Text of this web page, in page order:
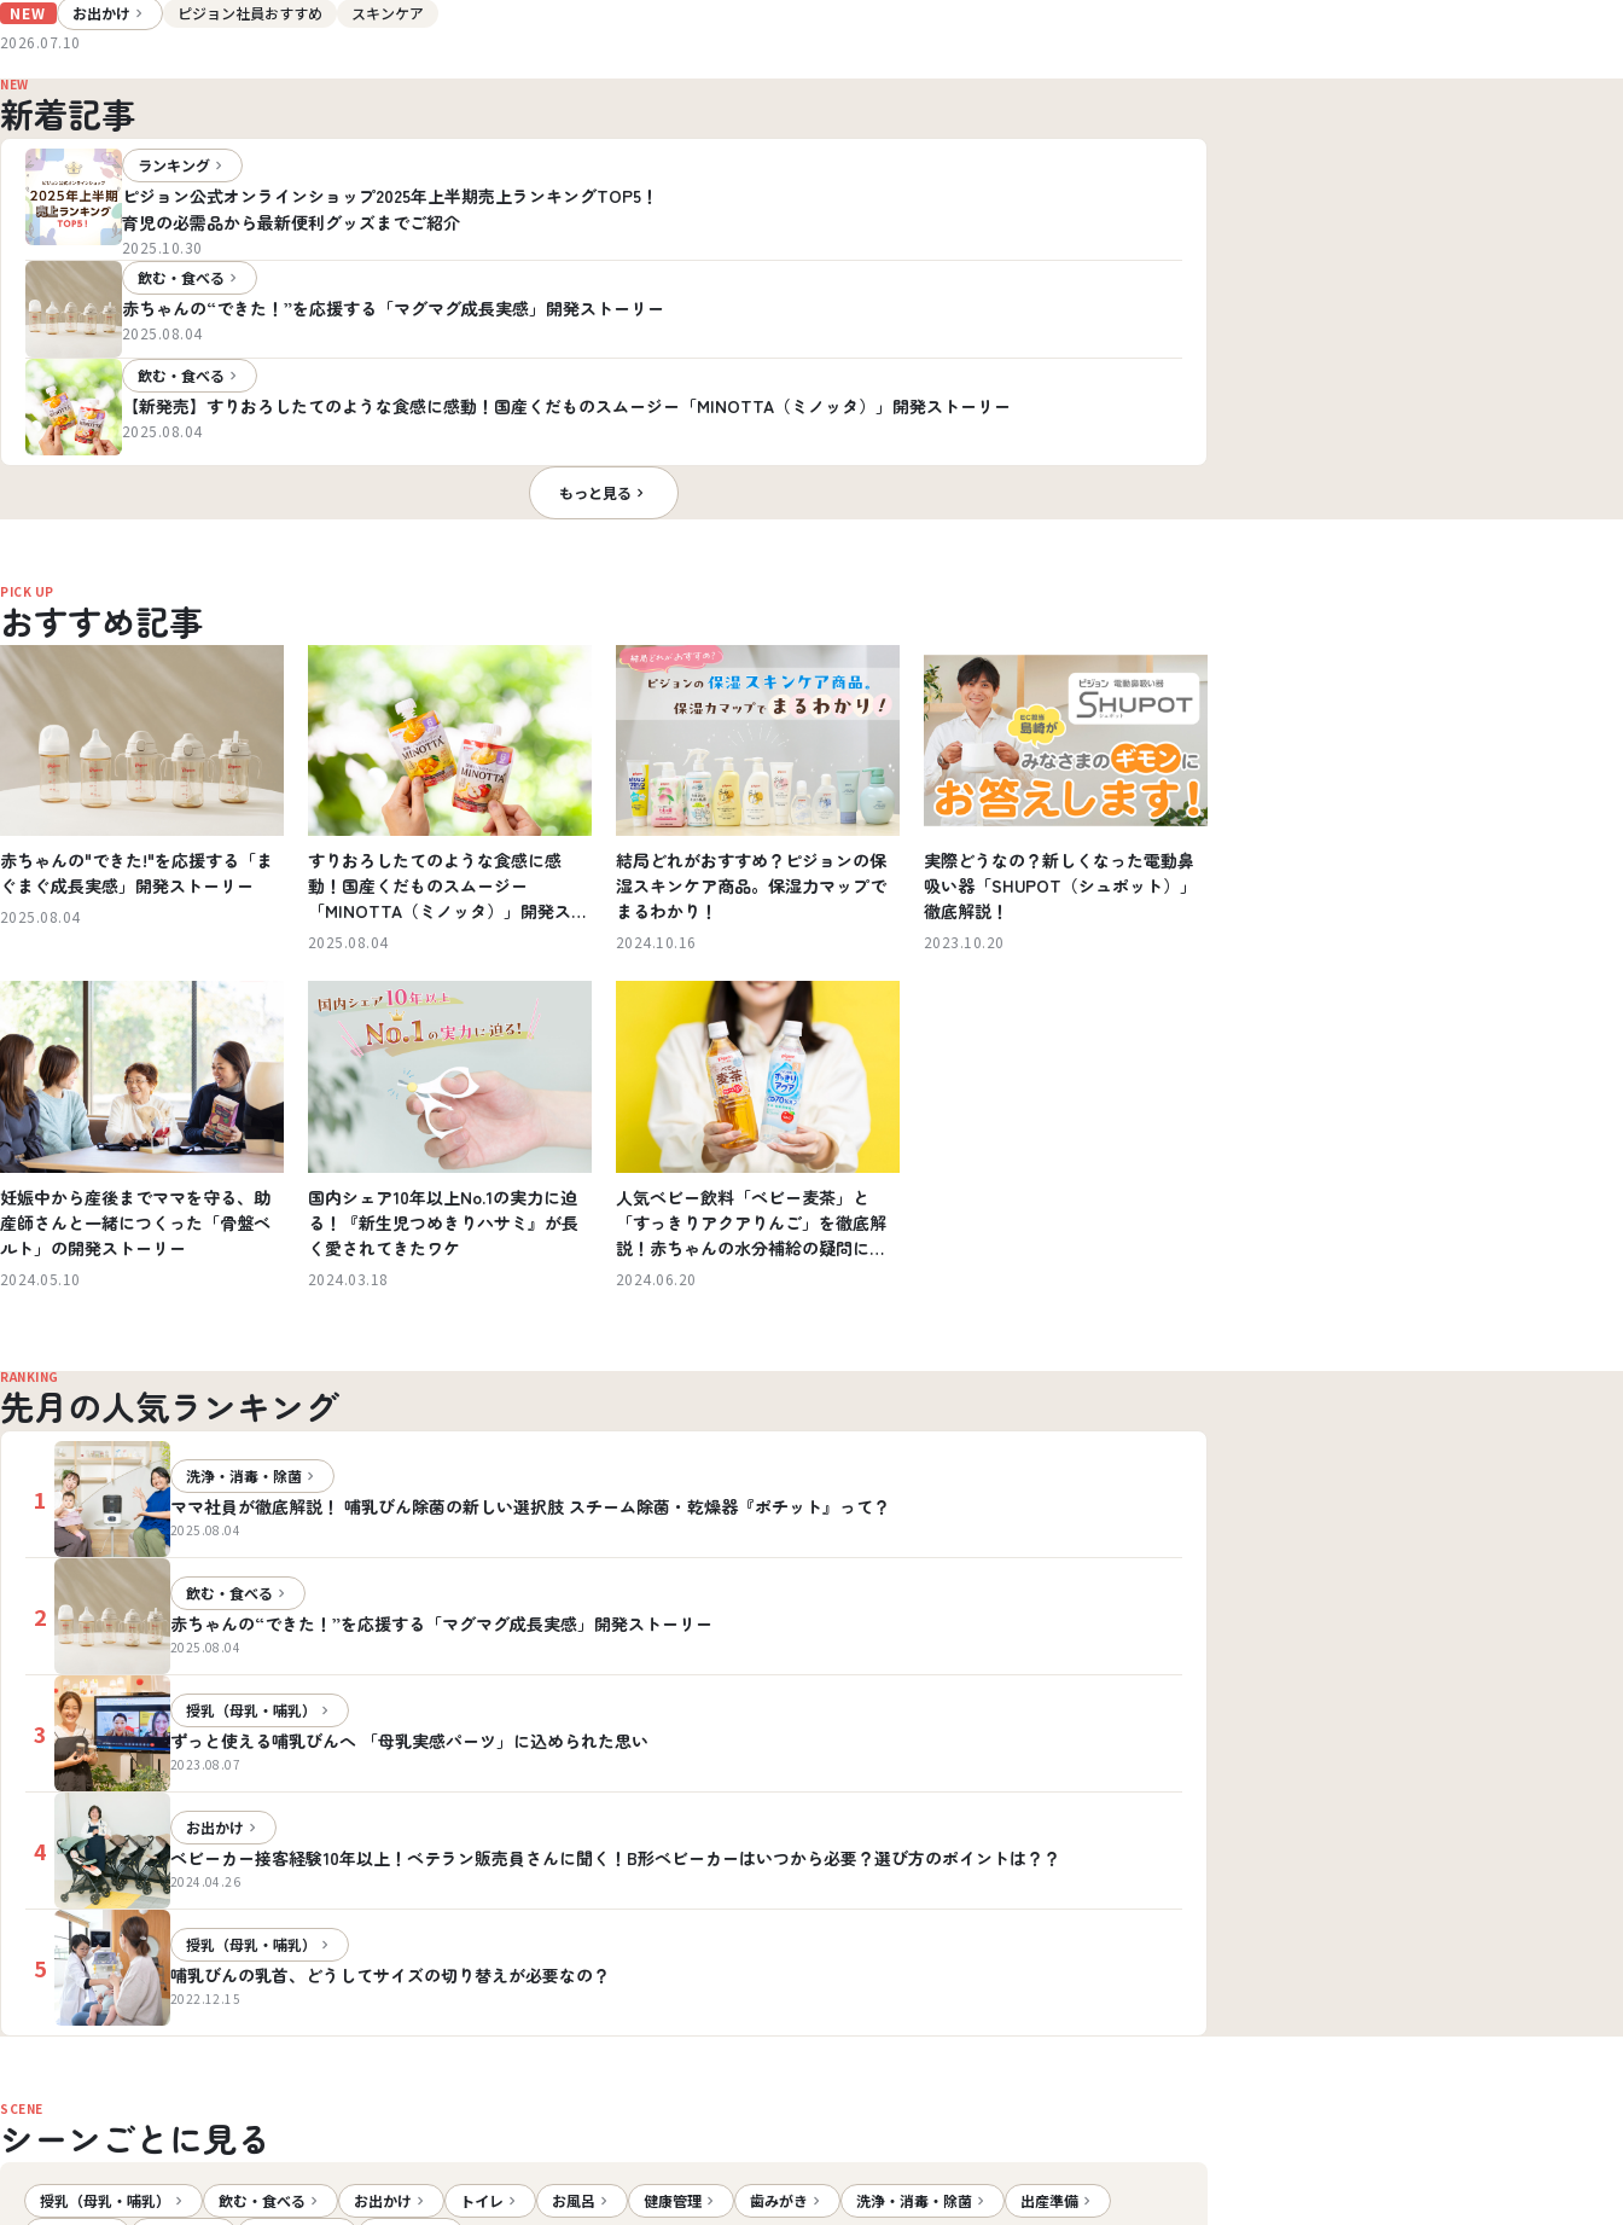
NEW お出かけ ピジョン社員おすすめ
スキンケア
2026.07.10
NEW
新着記事
ランキング
ピジョン公式オンラインショップ2025年上半期売上ランキングTOP5！
育児の必需品から最新便利グッズまでご紹介
2025.10.30
飲む・食べる
赤ちゃんの“できた！”を応援する「マグマグ成長実感」開発ストーリー
2025.08.04
飲む・食べる
【新発売】すりおろしたてのような食感に感動！国産くだものスムージー「MINOTTA（ミノッタ）」開発ストーリー
2025.08.04
もっと見る
PICK UP
おすすめ記事
赤ちゃんの"できた!"を応援する「ま
ぐまぐ成長実感」開発ストーリー
2025.08.04
すりおろしたてのような食感に感
動！国産くだものスムージー
「MINOTTA（ミノッタ）」開発スト
ーリー
2025.08.04
結局どれがおすすめ？ピジョンの保
湿スキンケア商品。保湿力マップで
まるわかり！
2024.10.16
実際どうなの？新しくなった電動鼻
吸い器「SHUPOT（シュポット）」
徹底解説！
2023.10.20
妊娠中から産後までママを守る、助
産師さんと一緒につくった「骨盤ベ
ルト」の開発ストーリー
2024.05.10
国内シェア10年以上No.1の実力に迫
る！『新生児つめきりハサミ』が長
く愛されてきたワケ
2024.03.18
人気ベビー飲料「ベビー麦茶」と
「すっきりアクアりんご」を徹底解
説！赤ちゃんの水分補給の疑問にも
答えます
2024.06.20
RANKING
先月の人気ランキング
1
洗浄・消毒・除菌
ママ社員が徹底解説！ 哺乳びん除菌の新しい選択肢 スチーム除菌・乾燥器『ポチット』って？
2025.08.04
2
飲む・食べる
赤ちゃんの“できた！”を応援する「マグマグ成長実感」開発ストーリー
2025.08.04
3
授乳（母乳・哺乳）
ずっと使える哺乳びんへ 「母乳実感パーツ」に込められた思い
2023.08.07
4
お出かけ
ベビーカー接客経験10年以上！ベテラン販売員さんに聞く！B形ベビーカーはいつから必要？選び方のポイントは？？
2024.04.26
5
授乳（母乳・哺乳）
哺乳びんの乳首、どうしてサイズの切り替えが必要なの？
2022.12.15
SCENE
シーンごとに見る
授乳（母乳・哺乳） 飲む・食べる お出かけ トイレ お風呂 健康管理 歯みがき 洗浄・消毒・除菌
出産準備